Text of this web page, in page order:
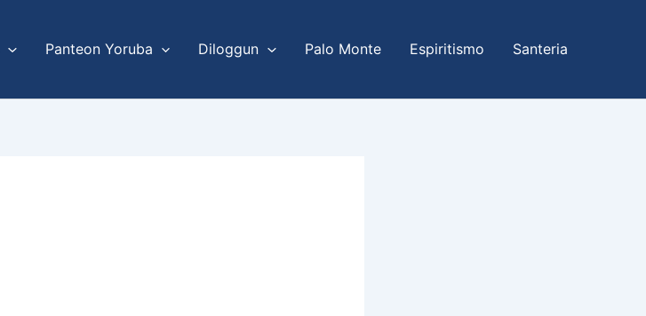
Panteon Yoruba Diloggun Palo Monte Espiritismo Santeria